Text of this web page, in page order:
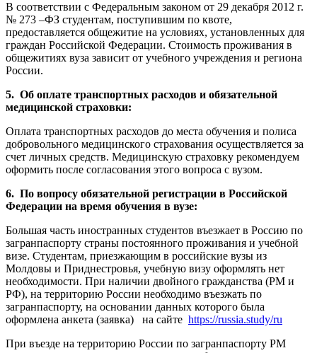
В соответствии с Федеральным законом от 29 декабря 2012 г.
№ 273 –ФЗ студентам, поступившим по квоте,
предоставляется общежитие на условиях, установленных для
граждан Российской Федерации. Стоимость проживания в
общежитиях вуза зависит от учебного учреждения и региона
России.
5. Об оплате транспортных расходов и обязательной
медицинской страховки:
Оплата транспортных расходов до места обучения и полиса
добровольного медицинского страхования осуществляется за
счет личных средств. Медицинскую страховку рекомендуем
оформить после согласования этого вопроса с вузом.
6. По вопросу обязательной регистрации в Российской
Федерации на время обучения в вузе:
Большая часть иностранных студентов въезжает в Россию по
загранпаспорту страны постоянного проживания и учебной
визе. Студентам, приезжающим в российские вузы из
Молдовы и Приднестровья, учебную визу оформлять нет
необходимости. При наличии двойного гражданства (РМ и
РФ), на территорию России необходимо въезжать по
загранпаспорту, на основании данных которого была
оформлена анкета (заявка) на сайте https://russia.study/ru
При въезде на территорию России по загранпаспорту РМ